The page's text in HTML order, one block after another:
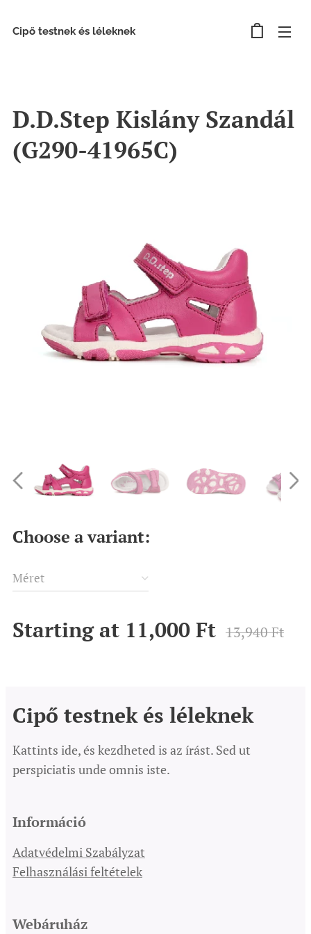
Cipő testnek és léleknek
D.D.Step Kislány Szandál
(G290-41965C)
Choose a variant:
Méret
Starting at 11,000 Ft 13,940Ft
Cipő testnek és léleknek
Kattints ide, és kezdheted is az írást. Sed ut
perspiciatis unde omnis iste.
Információ
Adatvédelmi Szabályzat
Felhasználási feltételek
Webáruház